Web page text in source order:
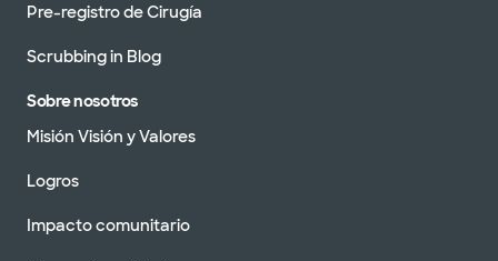
Pre-registro de Cirugía
Scrubbing in Blog
Sobre nosotros
Misión Visión y Valores
Logros
Impacto comunitario